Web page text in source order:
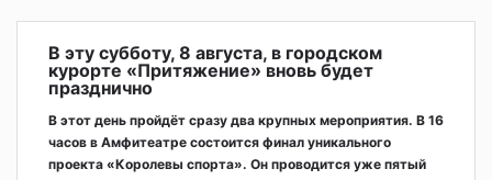
В эту субботу, 8 августа, в городском
курорте «Притяжение» вновь будет
празднично
В этот день пройдёт сразу два крупных мероприятия. В 16
часов в Амфитеатре состоится финал уникального
проекта «Королевы спорта». Он проводится уже пятый